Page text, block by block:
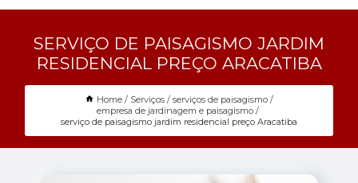
SERVIÇO DE PAISAGISMO JARDIM
RESIDENCIAL PREÇO ARACATIBA
Home Serviços
serviços de paisagismo
empresa de jardinagem e paisagismo
serviço de paisagismo jardim residencial preço Aracatiba